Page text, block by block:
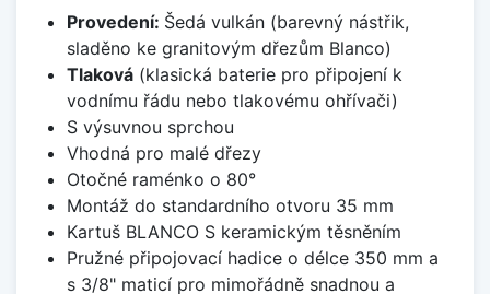
Provedení: Šedá vulkán (barevný nástřik,
sladěno ke granitovým dřezům Blanco)
Tlaková(klasická baterie pro připojení k
vodnímu řádu nebo tlakovému ohřívači)
S výsuvnou sprchou
Vhodná pro malé dřezy
Otočné raménko o 80°
Montáž do standardního otvoru 35 mm
Kartuš BLANCO S keramickým těsněním
Pružné připojovací hadice o délce 350 mm a
s 3/8" maticí pro mimořádně snadnou a